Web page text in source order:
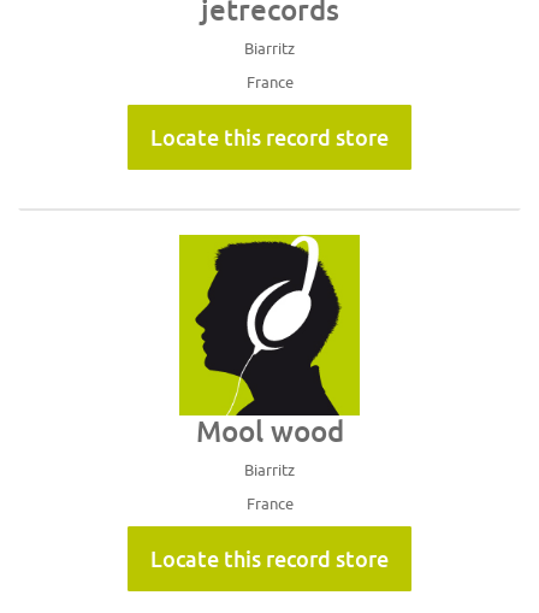
jetrecords
Biarritz
France
Locate this record store
Mool wood
Biarritz
France
Locate this record store